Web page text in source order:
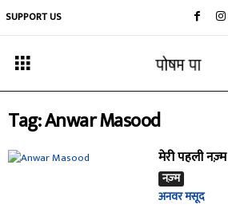
SUPPORT US
Tag: Anwar Masood
मेरी पहली नज़्म
नज़्म
अनवर मसूद